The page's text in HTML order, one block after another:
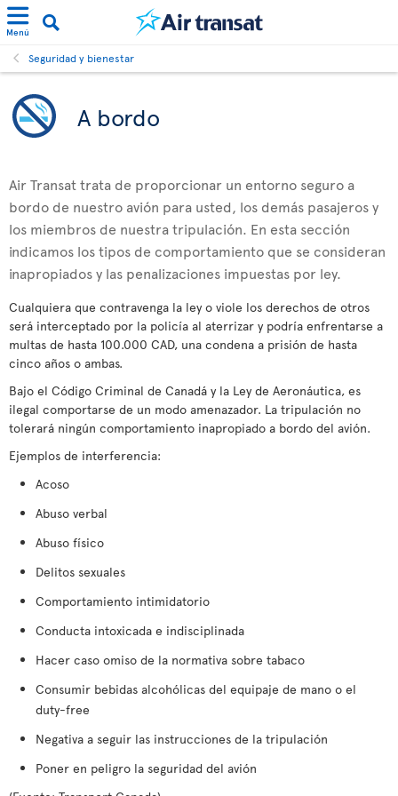
Menú
Seguridad y bienestar
A bordo
Air Transat trata de proporcionar un entorno seguro a
bordo de nuestro avión para usted, los demás pasajeros y
los miembros de nuestra tripulación. En esta sección
indicamos los tipos de comportamiento que se consideran
inapropiados y las penalizaciones impuestas por ley.
Cualquiera que contravenga la ley o viole los derechos de otros
será interceptado por la policía al aterrizar y podría enfrentarse a
multas de hasta 100.000 CAD, una condena a prisión de hasta
cinco años o ambas.
Bajo el Código Criminal de Canadá y la Ley de Aeronáutica, es
ilegal comportarse de un modo amenazador. La tripulación no
tolerará ningún comportamiento inapropiado a bordo del avión.
Ejemplos de interferencia:
Acoso
Abuso verbal
Abuso físico
Delitos sexuales
Comportamiento intimidatorio
Conducta intoxicada e indisciplinada
Hacer caso omiso de la normativa sobre tabaco
Consumir bebidas alcohólicas del equipaje de mano o el
duty-free
Negativa a seguir las instrucciones de la tripulación
Poner en peligro la seguridad del avión